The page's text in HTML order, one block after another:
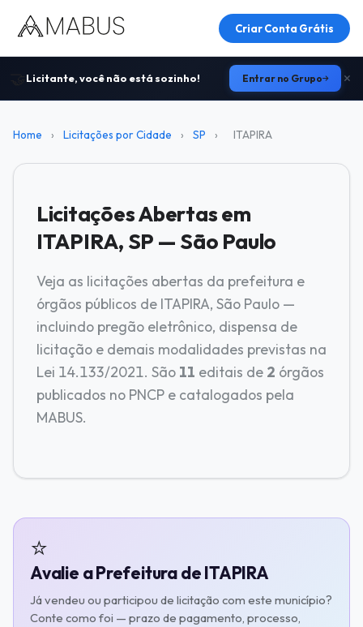
Criar Conta Grátis
Licitante, você não está sozinho! Entrar no Grupo
Home › Licitações por Cidade › SP › ITAPIRA
Licitações Abertas em
ITAPIRA, SP — São Paulo
Veja as licitações abertas da prefeitura e
órgãos públicos de ITAPIRA, São Paulo —
incluindo pregão eletrônico, dispensa de
licitação e demais modalidades previstas na
Lei 14.133/2021. São 11 editais de 2 órgãos
publicados no PNCP e catalogados pela
MABUS.
⭐
Avalie a Prefeitura de ITAPIRA
Já vendeu ou participou de licitação com este município?
Conte como foi — prazo de pagamento, processo,